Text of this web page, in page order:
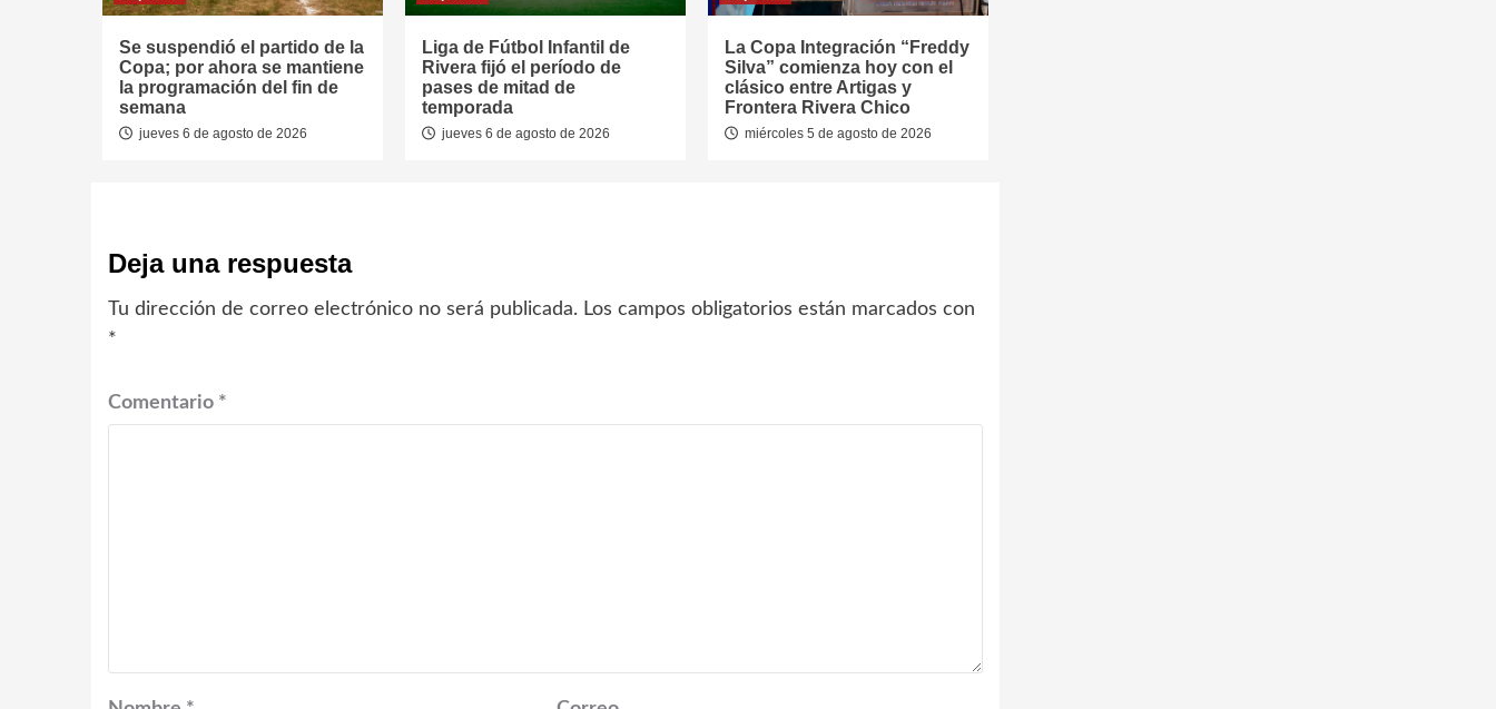
Se suspendió el partido de la
Copa; por ahora se mantiene
la programación del fin de
semana
jueves 6 de agosto de 2026
Liga de Fútbol Infantil de
Rivera fijó el período de
pases de mitad de
temporada
jueves 6 de agosto de 2026
La Copa Integración “Freddy
Silva” comienza hoy con el
clásico entre Artigas y
Frontera Rivera Chico
miércoles 5 de agosto de 2026
Deja una respuesta
Tu dirección de correo electrónico no será publicada. Los campos obligatorios están marcados con
*
Comentario *